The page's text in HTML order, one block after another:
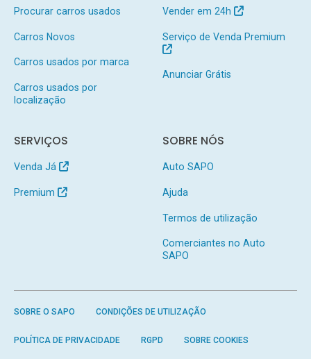
Procurar carros usados
Carros Novos
Carros usados por marca
Carros usados por
localização
Vender em 24h
Serviço de Venda Premium
Anunciar Grátis
SERVIÇOS
Venda Já
Premium
SOBRE NÓS
Auto SAPO
Ajuda
Termos de utilização
Comerciantes no Auto
SAPO
SOBRE O SAPO CONDIÇÕES DE UTILIZAÇÃO
POLÍTICA DE PRIVACIDADE RGPD SOBRE COOKIES